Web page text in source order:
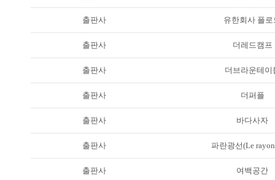
출판사 유한회사 플로
출판사 더레드캠프
출판사 더브라운테이
출판사 더퍼플
출판사 바다사자
출판사 파란광선(Le
출판사 여백공간